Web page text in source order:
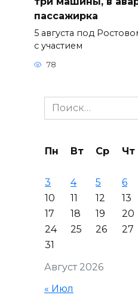
пассажирка
5 августа под
с участием
78
Search
for:
Август 2026
Пн Вт Ср Чт
3
4 5 6
10
11 12 13
17
18 19 20
24
25 26 27
31
« Июл